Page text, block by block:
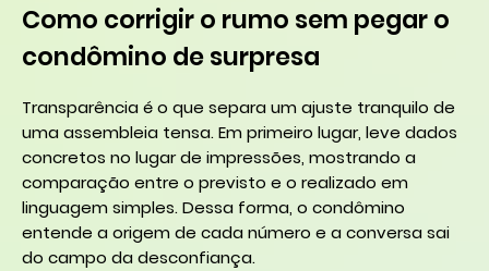
Como corrigir o rumo sem pegar o
condômino de surpresa
Transparência é o que separa um ajuste tranquilo de
uma assembleia tensa. Em primeiro lugar, leve dados
concretos no lugar de impressões, mostrando a
comparação entre o previsto e o realizado em
linguagem simples. Dessa forma, o condômino
entende a origem de cada número e a conversa sai
do campo da desconfiança.